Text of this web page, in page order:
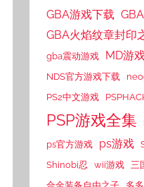
GBA游戏下载
GBA火焰纹章封印
gba震动游戏
MD游
NDS官方游戏下载
PS2中文游戏
PSP游戏全集
ps官方游戏
ps游戏
Shinobi忍
wii游戏 三